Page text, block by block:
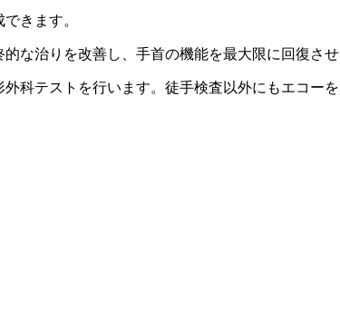
きます。
な治りを改善し、手首の機能を最大限に回復させ
科テストを行います。徒手検査以外にもエコー